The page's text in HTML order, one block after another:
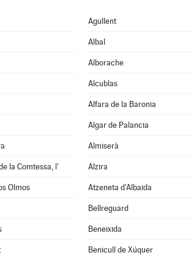
Agullent
Albal
Alborache
Alcublas
Alfara de la Baronia
Algar de Palancia
Almiserà
la Comtessa, l' Alzira
Olmos Atzeneta d'Albaida
Bellreguard
Beneixida
Benicull de Xúquer